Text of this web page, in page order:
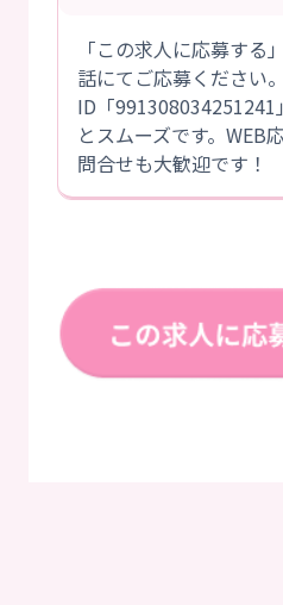
「この求人に応募する
話にてご応募ください
ID「991308034251241
とスムーズです。WEB
問合せも大歓迎です！